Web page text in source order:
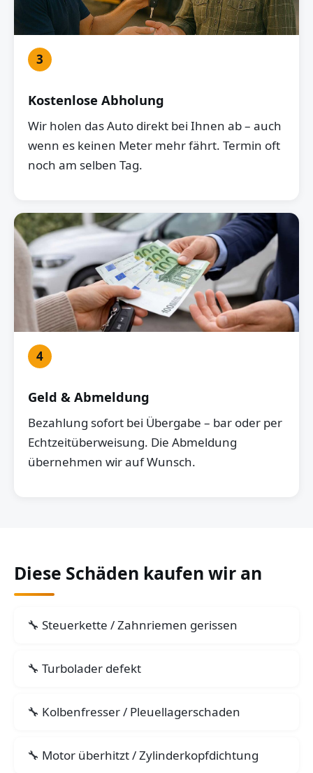
3
Kostenlose Abholung
Wir holen das Auto direkt bei Ihnen ab – auch
wenn es keinen Meter mehr fährt. Termin oft
noch am selben Tag.
4
Geld & Abmeldung
Bezahlung sofort bei Übergabe – bar oder per
Echtzeitüberweisung. Die Abmeldung
übernehmen wir auf Wunsch.
Diese Schäden kaufen wir an
Steuerkette / Zahnriemen gerissen
Turbolader defekt
Kolbenfresser / Pleuellagerschaden
Motor überhitzt / Zylinderkopfdichtung